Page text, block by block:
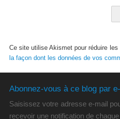
Ce site utilise Akismet pour réduire les
la façon dont les données de vos
Abonnez-vous à ce blog par
Saisissez votre adresse e-mail
recevoir une notification de